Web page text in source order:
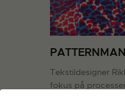
Tekstildesigner
fokus på